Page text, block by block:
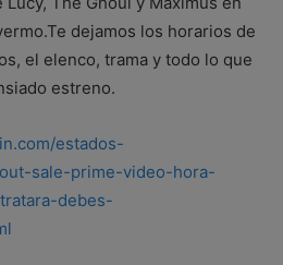
dejamos los horarios de
el elenco, trama y todo lo que
estreno.
estados-
sale-prime-video-hora-
debes-